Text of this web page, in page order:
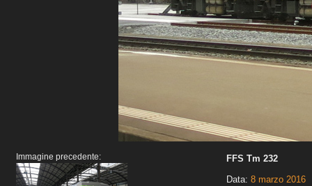
Immagine precedente:
FFS Tm 232
Data: 8 marzo 2016